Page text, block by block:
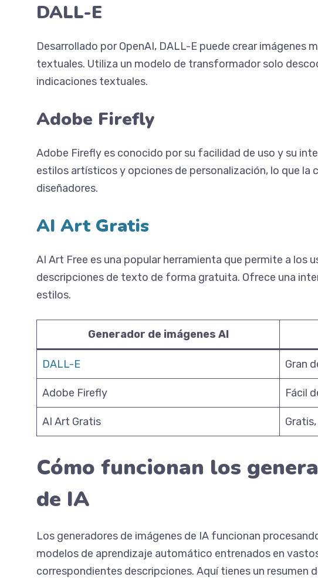
DALL-E
Desarrollado por OpenAI, DALL-E puede crear imágenes
textuales. Utiliza un modelo de transformador solo
indicaciones textuales.
Adobe Firefly
Adobe Firefly es conocido por su facilidad de uso y su
estilos artísticos y opciones de personalización, lo que la
diseñadores.
AI Art Gratis
AI Art Free es una popular herramienta que permite a los
descripciones de texto de forma gratuita. Ofrece una
estilos.
Generador de imágenes AI
DALL-E Gran
Adobe Firefly Fácil
AI Art Gratis
Cómo funcionan los
de IA
Los generadores de imágenes de IA funcionan
modelos de aprendizaje automático entrenados en
correspondientes descripciones. Aquí tienes un resumen